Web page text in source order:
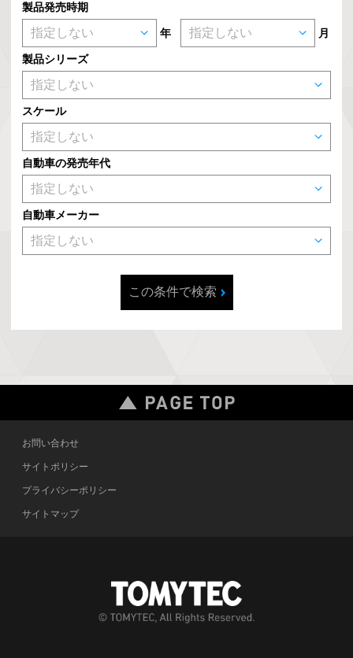
製品発売時期
年 月
製品シリーズ
スケール
自動車の発売年代
自動車メーカー
この条件で検索
お問い合わせ
サイトポリシー
プライバシーポリシー
サイトマップ